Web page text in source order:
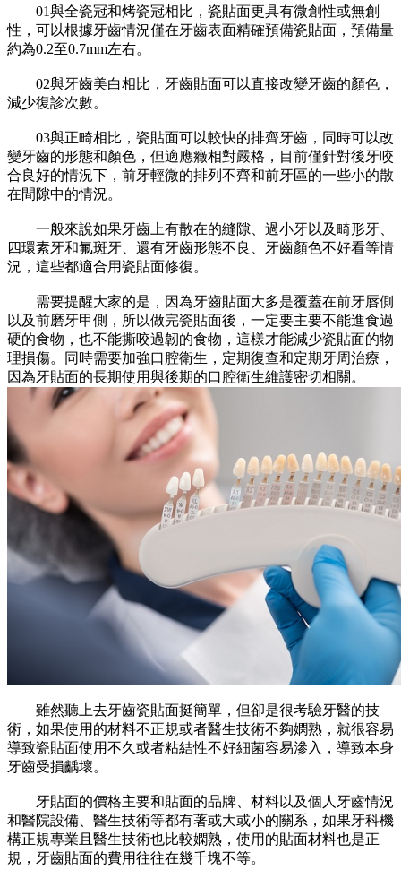
01與全瓷冠和烤瓷冠相比，瓷貼面更具有微創性或無創
性，可以根據牙齒情況僅在牙齒表面精確預備瓷貼面，預備量
約為0.2至0.7mm左右。
02與牙齒美白相比，牙齒貼面可以直接改變牙齒的顏色，
減少復診次數。
03與正畸相比，瓷貼面可以較快的排齊牙齒，同時可以改
變牙齒的形態和顏色，但適應癥相對嚴格，目前僅針對後牙咬
合良好的情況下，前牙輕微的排列不齊和前牙區的一些小的散
在間隙中的情況。
一般來說如果牙齒上有散在的縫隙、過小牙以及畸形牙、
四環素牙和氟斑牙、還有牙齒形態不良、牙齒顏色不好看等情
況，這些都適合用瓷貼面修復。
需要提醒大家的是，因為牙齒貼面大多是覆蓋在前牙唇側
以及前磨牙甲側，所以做完瓷貼面後，一定要主要不能進食過
硬的食物，也不能撕咬過韌的食物，這樣才能減少瓷貼面的物
理損傷。同時需要加強口腔衛生，定期復查和定期牙周治療，
因為牙貼面的長期使用與後期的口腔衛生維護密切相關。
雖然聽上去牙齒瓷貼面挺簡單，但卻是很考驗牙醫的技
術，如果使用的材料不正規或者醫生技術不夠嫻熟，就很容易
導致瓷貼面使用不久或者粘結性不好細菌容易滲入，導致本身
牙齒受損齲壞。
牙貼面的價格主要和貼面的品牌、材料以及個人牙齒情況
和醫院設備、醫生技術等都有著或大或小的關系，如果牙科機
構正規專業且醫生技術也比較嫻熟，使用的貼面材料也是正
規，牙齒貼面的費用往往在幾千塊不等。